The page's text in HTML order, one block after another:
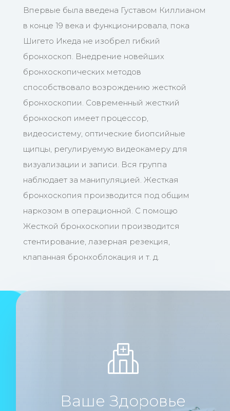
Впервые была введена Густавом Киллианом
в конце 19 века и функционировала, пока
Шигето Икеда не изобрел гибкий
бронхоскоп. Внедрение новейших
бронхоскопических методов
способствовало возрождению жесткой
бронхоскопии. Современный жесткий
бронхоскоп имеет процессор,
видеосистему, оптические биопсийные
щипцы, регулируемую видеокамеру для
визуализации и записи. Вся группа
наблюдает за манипуляцией. Жесткая
бронхоскопия производится под общим
наркозом в операционной. С помощю
Жесткой бронхоскопии производится
стентирование, лазерная резекция,
клапанная бронхоблокация и т. д.
Ваше Здоровье